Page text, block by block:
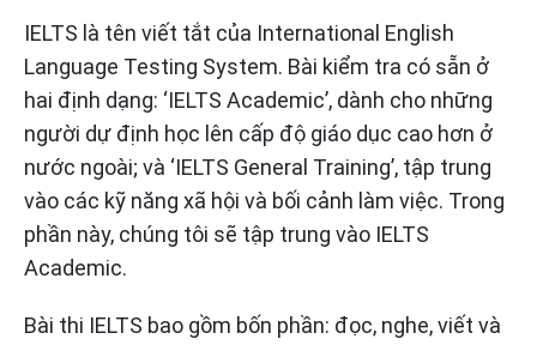
IELTS là tên viết tắt của International English
Language Testing System. Bài kiểm tra có sẵn ở
hai định dạng: ‘IELTS Academic’, dành cho những
người dự định học lên cấp độ giáo dục cao hơn ở
nước ngoài; và ‘IELTS General Training’, tập trung
vào các kỹ năng xã hội và bối cảnh làm việc. Trong
phần này, chúng tôi sẽ tập trung vào IELTS
Academic.
Bài thi IELTS bao gồm bốn phần: đọc, nghe, viết và